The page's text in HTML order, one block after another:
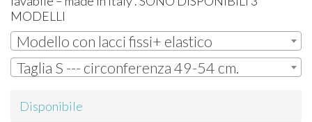
MODELLI
Modello con lacci fissi+ elastico
Taglia S --- circonferenza 49-54 cm.
Disponibile